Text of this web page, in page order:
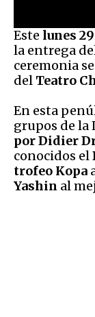
Este lunes
la entrega
ceremonia
del Teatro
En esta
grupos de la
porDidier
conocidos el
trofeo Kopa
Yashin al